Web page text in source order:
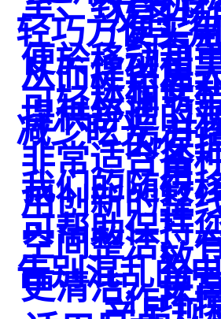
及各场
轻巧方便实
约有
便於移动和
从而提供更
性和便
可轻松调节
提供舒适的
减少眩光,并
的保
非常适合各
用
我们的随行
用创新的整
计
可帮助保持
空间整洁、
效
告别混乱的
更清洁、更
作环